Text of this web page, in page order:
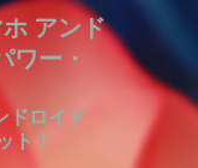
アンド
ワー・
ロイド
ト！